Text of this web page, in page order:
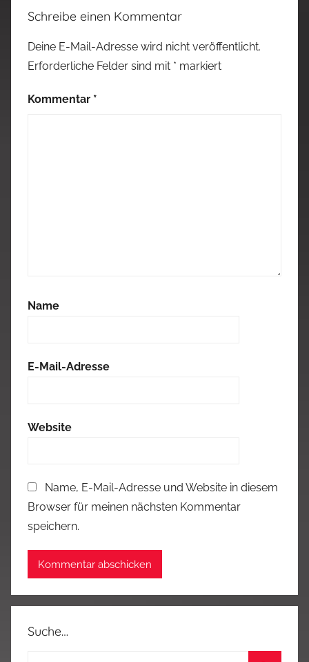
Schreibe einen Kommentar
Deine E-Mail-Adresse wird nicht veröffentlicht.
Erforderliche Felder sind mit * markiert
Kommentar *
Name
E-Mail-Adresse
Website
Name, E-Mail-Adresse und Website in diesem
Browser für meinen nächsten Kommentar
speichern.
Suche…